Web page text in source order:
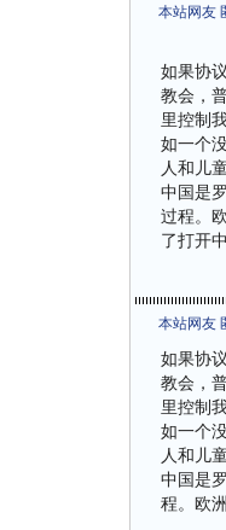
本站网友
如果协
教会，
里控制
如一个
人和儿
中国是
过程。
了打开
本站网友
如果协
教会，
里控制
如一个
人和儿
中国是
程。欧